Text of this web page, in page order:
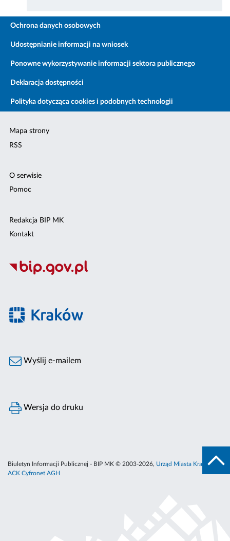
Ochrona danych osobowych
Udostępnianie informacji na wniosek
Ponowne wykorzystywanie informacji sektora publicznego
Deklaracja dostępności
Polityka dotycząca cookies i podobnych technologii
Mapa strony
RSS
O serwisie
Pomoc
Redakcja BIP MK
Kontakt
Wyślij e-mailem
Wersja do druku
Biuletyn Informacji Publicznej - BIP MK © 2003-2026, Urząd Miasta Krakowa
ACK Cyfronet AGH